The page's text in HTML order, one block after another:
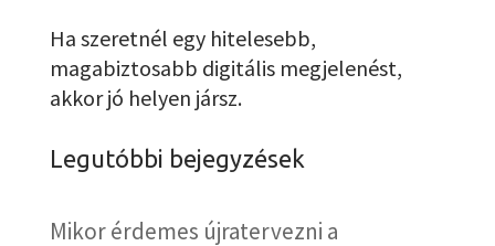
Ha szeretnél egy hitelesebb,
magabiztosabb digitális megjelenést,
akkor jó helyen jársz.
Legutóbbi bejegyzések
Mikor érdemes újratervezni a